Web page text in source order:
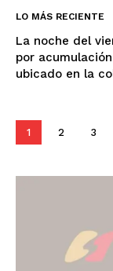
LO MÁS RECIENTE
La noche del
por
ubicado en la
1 2 3